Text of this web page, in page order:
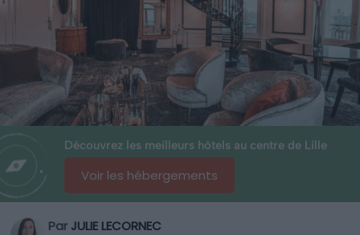
Découvrez les meilleurs hôtels au centre de Lille
Voir les hébergements
Par JULIE LECORNEC